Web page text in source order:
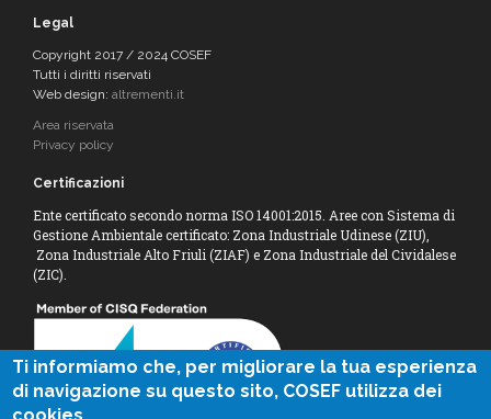
Legal
Copyright 2017 / 2024 COSEF
Tutti i diritti riservati
Web design: altrementi.it
Area riservata
Privacy policy
Certificazioni
Ente certificato secondo norma ISO 14001:2015. Aree con Sistema di
Gestione Ambientale certificato: Zona Industriale Udinese (ZIU),
Zona Industriale Alto Friuli (ZIAF) e Zona Industriale del Cividalese
(ZIC).
Ti informiamo che, per migliorare la tua esperienza
di navigazione su questo sito, COSEF utilizza dei